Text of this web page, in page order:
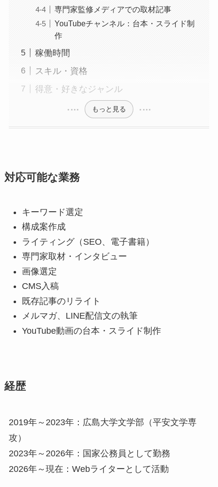
専門家監修メディアでの取材記事
YouTubeチャンネル：台本・スライド制
作
稼働時間
スキル・資格
得意・好きなジャンル
もっと見る
対応可能な業務
キーワード選定
構成案作成
ライティング（SEO、電子書籍）
専門家取材・インタビュー
画像選定
CMS入稿
既存記事のリライト
メルマガ、LINE配信文の執筆
YouTube動画の台本・スライド制作
経歴
2019年～2023年：広島大学文学部（平安文学専
攻）
2023年～2026年：国家公務員として勤務
2026年～現在：Webライターとして活動